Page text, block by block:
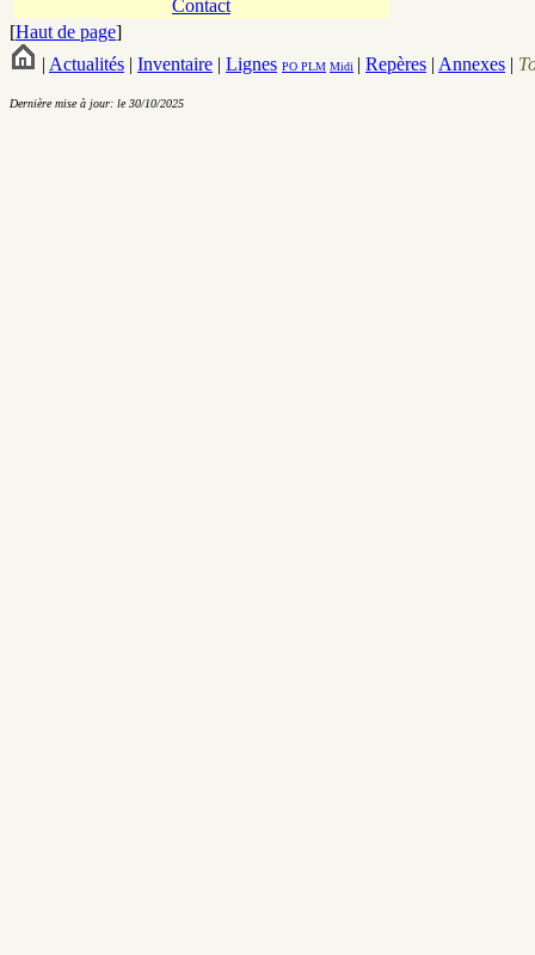
Contact
[Haut de page]
| Actualités | Inventaire | Lignes PO PLM Midi | Repères | Annexes |
Dernière mise à jour: le 30/10/2025